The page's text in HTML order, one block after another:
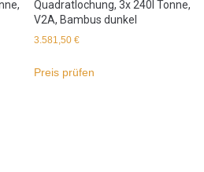
Quadratlochung, 3x 240l Tonne,
V2A, Bambus dunkel
3.581,50€
Preis prüfen